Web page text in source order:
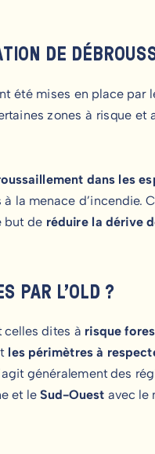
DE
été mises en place par
zones à risque et
dans les
la menace d’incendie.
but de réduire la dérive
PAR L’OLD ?
celles dites à risque
les périmètres à
généralement des
et leSud-Ouest avec le